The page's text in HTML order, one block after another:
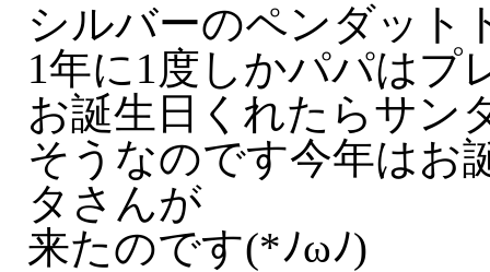
シルバーのペンダット
1年に1度しかパパはプ
お誕生日くれたらサン
そうなのです今年はお
タさんが
来たのです(*ﾉωﾉ)